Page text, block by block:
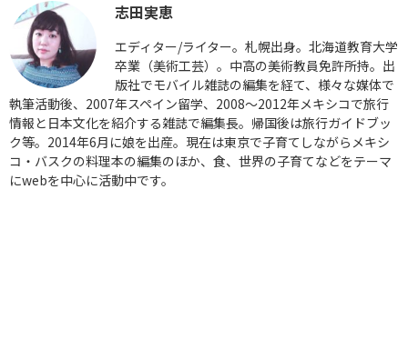
志田実恵
エディター/ライター。札幌出身。北海道教育大学
卒業（美術工芸）。中高の美術教員免許所持。出
版社でモバイル雑誌の編集を経て、様々な媒体で
執筆活動後、2007年スペイン留学、2008〜2012年メキシコで旅行
情報と日本文化を紹介する雑誌で編集長。帰国後は旅行ガイドブッ
ク等。2014年6月に娘を出産。現在は東京で子育てしながらメキシ
コ・バスクの料理本の編集のほか、食、世界の子育てなどをテーマ
にwebを中心に活動中です。